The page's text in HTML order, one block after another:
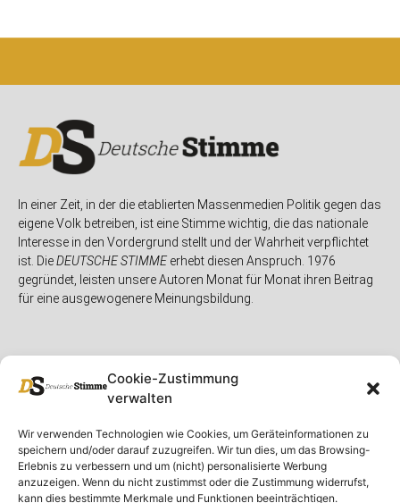
Cookie-Zustimmung
verwalten
Wir verwenden Technologien wie Cookies, um Geräteinformationen zu
speichern und/oder darauf zuzugreifen. Wir tun dies, um das Browsing-
Erlebnis zu verbessern und um (nicht) personalisierte Werbung
anzuzeigen. Wenn du nicht zustimmst oder die Zustimmung widerrufst,
kann dies bestimmte Merkmale und Funktionen beeinträchtigen.
In einer Zeit, in der die etablierten Massenmedien Politik gegen das
eigene Volk betreiben, ist eine Stimme wichtig, die das nationale
Interesse in den Vordergrund stellt und der Wahrheit verpflichtet
ist. DieDEUTSCHE STIMMEerhebt diesen Anspruch. 1976
gegründet, leisten unsere Autoren Monat für Monat ihren Beitrag
für eine ausgewogenere Meinungsbildung.
Unser Magazin
Spenden
Ausgaben
Rubriken
Deutschland
Ausland
Rechtliches
Rechtliche Hinweise
Impressum